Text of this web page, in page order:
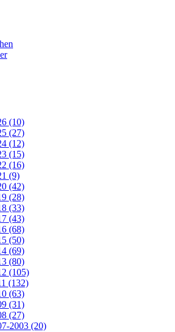
(10)
(27)
(12)
(15)
(16)
(9)
(42)
(28)
(33)
(43)
(68)
(50)
(69)
(80)
(105)
(132)
(63)
(31)
(27)
2003 (20)